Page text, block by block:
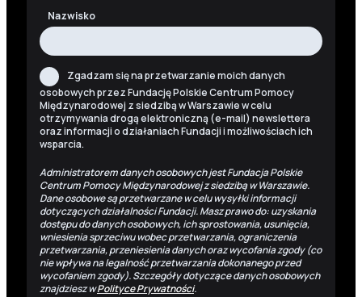
Nazwisko
Zgadzam się na przetwarzanie moich danych
osobowych przez Fundację Polskie Centrum Pomocy
Międzynarodowej z siedzibą w Warszawie w celu
otrzymywania drogą elektroniczną (e-mail) newslettera
oraz informacji o działaniach Fundacji i możliwościach ich
wsparcia.
Administratorem danych osobowych jest Fundacja Polskie
Centrum Pomocy Międzynarodowej z siedzibą w Warszawie.
Dane osobowe są przetwarzane w celu wysyłki informacji
dotyczących działalności Fundacji. Masz prawo do: uzyskania
dostępu do danych osobowych, ich sprostowania, usunięcia,
wniesienia sprzeciwu wobec przetwarzania, ograniczenia
przetwarzania, przeniesienia danych oraz wycofania zgody (co
nie wpływa na legalność przetwarzania dokonanego przed
wycofaniem zgody). Szczegóły dotyczące danych osobowych
znajdziesz wPolityce Prywatności.